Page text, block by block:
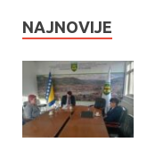
NAJNOVIJE